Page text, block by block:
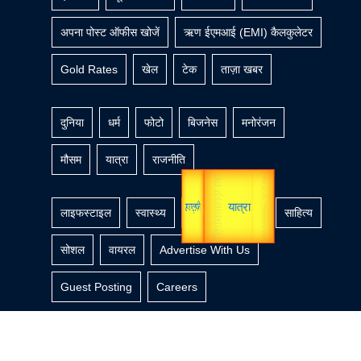
उप प्रधानमंत्री
उपराष्ट्रपति यात्रा
अपना पोस्ट ऑफीस खोजें ऋण ईएमआई (EMI) कैलकुलेटर
Gold Rates खेल टेक ताज़ा खबर
दुनिया धर्म फोटो बिजनेस मनोरंजन
मौसम यात्रा राजनीति
लाइफस्टाइल स्वास्थ्य वीडियो शिक्षा साहित्य
सोशल वायरल Advertise With Us
Guest Posting Careers